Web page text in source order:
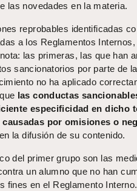
las novedades en la materia.
reprobables identificadas
a los Reglamentos Internos,
las primeras, las que han
sancionatorios por parte de la
no ha aplicado
las conductas
especificidad en dicho
por omisiones o
la difusión de su contenido.
del primer grupo son las
un alumno que no han
fines en el Reglamento